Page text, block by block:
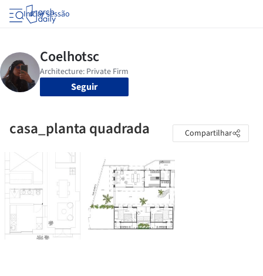
Iniciar sessão
Seguir
casa_planta quadrada Compartilhar